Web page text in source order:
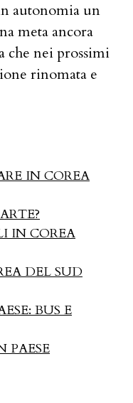
autonomia un
meta ancora
che nei prossimi
rinomata e
IN COREA
IN COREA
DEL SUD
BUS E
PAESE